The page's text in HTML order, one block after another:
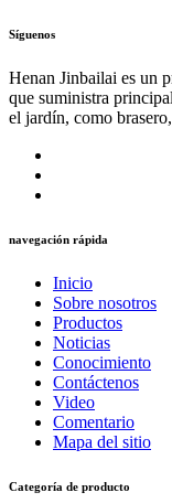
Síguenos
Henan Jinbailai es un
que suministra
el jardín, como
navegación rápida
Inicio
Sobre nosotros
Productos
Noticias
Conocimiento
Contáctenos
Video
Comentario
Mapa del sitio
Categoría de producto